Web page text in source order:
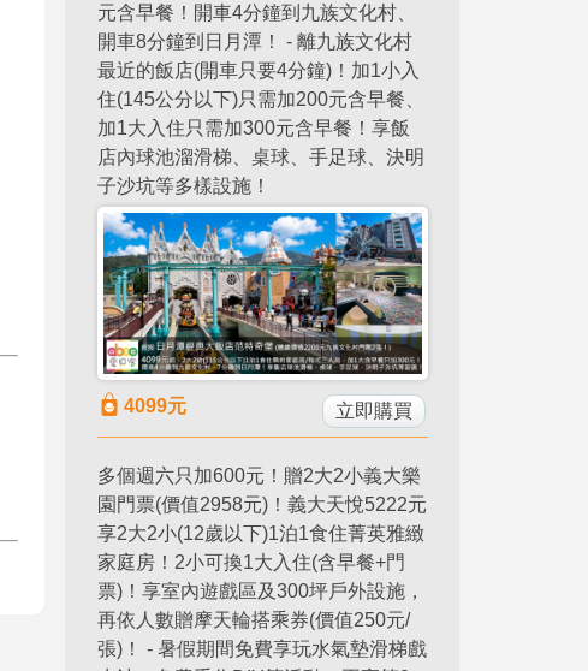
元含早餐！開車4分鐘到九族文化村、
開車8分鐘到日月潭！ - 離九族文化村
最近的飯店(開車只要4分鐘)！加1小入
住(145公分以下)只需加200元含早餐、
加1大入住只需加300元含早餐！享飯
店內球池溜滑梯、桌球、手足球、決明
子沙坑等多樣設施！
4099元 立即購買
多個週六只加600元！贈2大2小義大樂
園門票(價值2958元)！義大天悅5222元
享2大2小(12歲以下)1泊1食住菁英雅緻
家庭房！2小可換1大入住(含早餐+門
票)！享室內遊戲區及300坪戶外設施，
再依人數贈摩天輪搭乘券(價值250元/
張)！ - 暑假期間免費享玩水氣墊滑梯戲